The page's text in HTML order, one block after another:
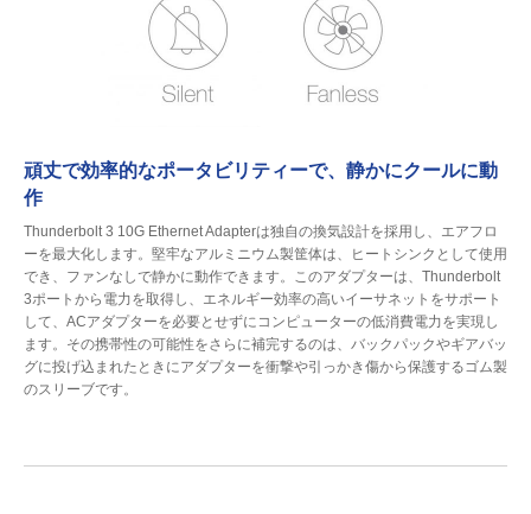
頑丈で効率的なポータビリティーで、静かにクールに動
作
Thunderbolt 3 10G Ethernet Adapterは独自の換気設計を採用し、エアフロ
ーを最大化します。堅牢なアルミニウム製筐体は、ヒートシンクとして使用
でき、ファンなしで静かに動作できます。このアダプターは、Thunderbolt
3ポートから電力を取得し、エネルギー効率の高いイーサネットをサポート
して、ACアダプターを必要とせずにコンピューターの低消費電力を実現し
ます。その携帯性の可能性をさらに補完するのは、バックパックやギアバッ
グに投げ込まれたときにアダプターを衝撃や引っかき傷から保護するゴム製
のスリーブです。